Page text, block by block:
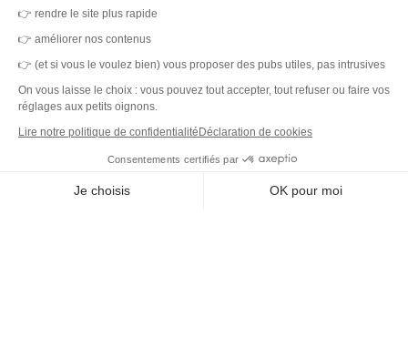
MerciYanis centralise votre gestion de l'environnement de travail.
Une plateforme unique et des capteurs IoT pour des locaux sains,
durables et une expérience collaborateur simplifiée.
DET
Capteurs IoT
👉 rendre le site plus rapide
👉 améliorer nos contenus
👉 (et si vous le voulez bien) vous proposer des pubs utiles, pas intrusives
On vous laisse le choix : vous pouvez tout accepter, tout refuser ou faire vos
réglages aux petits oignons.
Lire notre politique de confidentialité Déclaration de cookies
Consentements certifiés par
Je choisis OK pour moi